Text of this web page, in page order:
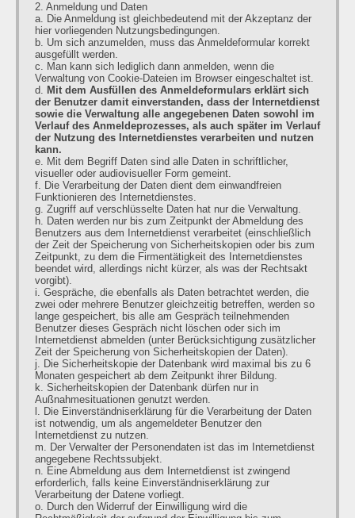
2. Anmeldung und Daten
a. Die Anmeldung ist gleichbedeutend mit der Akzeptanz der
hier vorliegenden Nutzungsbedingungen.
b. Um sich anzumelden, muss das Anmeldeformular korrekt
ausgefüllt werden.
c. Man kann sich lediglich dann anmelden, wenn die
Verwaltung von Cookie-Dateien im Browser eingeschaltet ist.
d. Mit dem Ausfüllen des Anmeldeformulars erklärt sich
der Benutzer damit einverstanden, dass der Internetdienst
sowie die Verwaltung alle angegebenen Daten sowohl im
Verlauf des Anmeldeprozesses, als auch später im Verlauf
der Nutzung des Internetdienstes verarbeiten und nutzen
kann.
e. Mit dem Begriff Daten sind alle Daten in schriftlicher,
visueller oder audiovisueller Form gemeint.
f. Die Verarbeitung der Daten dient dem einwandfreien
Funktionieren des Internetdienstes.
g. Zugriff auf verschlüsselte Daten hat nur die Verwaltung.
h. Daten werden nur bis zum Zeitpunkt der Abmeldung des
Benutzers aus dem Internetdienst verarbeitet (einschließlich
der Zeit der Speicherung von Sicherheitskopien oder bis zum
Zeitpunkt, zu dem die Firmentätigkeit des Internetdienstes
beendet wird, allerdings nicht kürzer, als was der Rechtsakt
vorgibt).
i. Gespräche, die ebenfalls als Daten betrachtet werden, die
zwei oder mehrere Benutzer gleichzeitig betreffen, werden so
lange gespeichert, bis alle am Gespräch teilnehmenden
Benutzer dieses Gespräch nicht löschen oder sich im
Internetdienst abmelden (unter Berücksichtigung zusätzlicher
Zeit der Speicherung von Sicherheitskopien der Daten).
j. Die Sicherheitskopie der Datenbank wird maximal bis zu 6
Monaten gespeichert ab dem Zeitpunkt ihrer Bildung.
k. Sicherheitskopien der Datenbank dürfen nur in
Außnahmesituationen genutzt werden.
l. Die Einverständniserklärung für die Verarbeitung der Daten
ist notwendig, um als angemeldeter Benutzer den
Internetdienst zu nutzen.
m. Der Verwalter der Personendaten ist das im Internetdienst
angegebene Rechtssubjekt.
n. Eine Abmeldung aus dem Internetdienst ist zwingend
erforderlich, falls keine Einverständniserklärung zur
Verarbeitung der Datene vorliegt.
o. Durch den Widerruf der Einwilligung wird die